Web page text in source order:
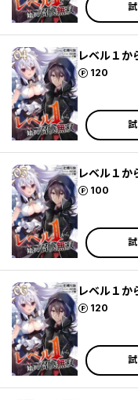
レベル１か
120
ポイント
レベル１か
100
ポイント
レベル１か
120
ポイント